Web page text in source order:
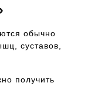
обычно
суставов,
получить